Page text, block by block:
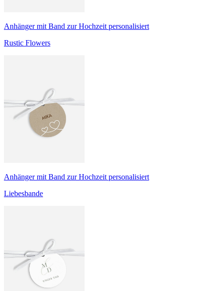
Anhänger mit Band zur Hochzeit personalisiert
Rustic Flowers
Anhänger mit Band zur Hochzeit personalisiert
Liebesbande